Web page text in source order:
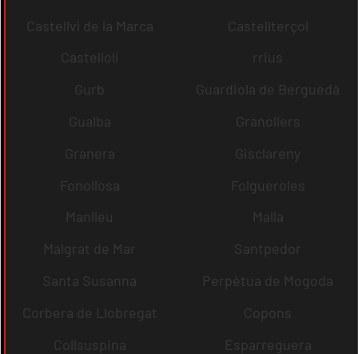
Castellví de la Marca
Castellterçol
Castellolí
rrius
Gurb
Guardiola de Berguedà
Gualba
Granollers
Granera
Gisclareny
Fonollosa
Folgueroles
Manlleu
Malla
Malgrat de Mar
Santpedor
Santa Susanna
Perpètua de Mogoda
Corbera de Llobregat
Copons
Collsuspina
Esparreguera